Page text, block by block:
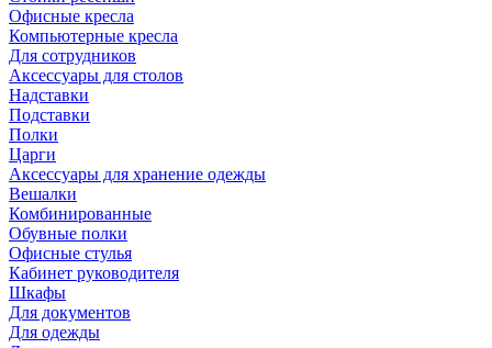
Офисные кресла
Компьютерные кресла
Для сотрудников
Аксессуары для столов
Надставки
Подставки
Полки
Царги
Аксессуары для хранение одежды
Вешалки
Комбинированные
Обувные полки
Офисные стулья
Кабинет руководителя
Шкафы
Для документов
Для одежды